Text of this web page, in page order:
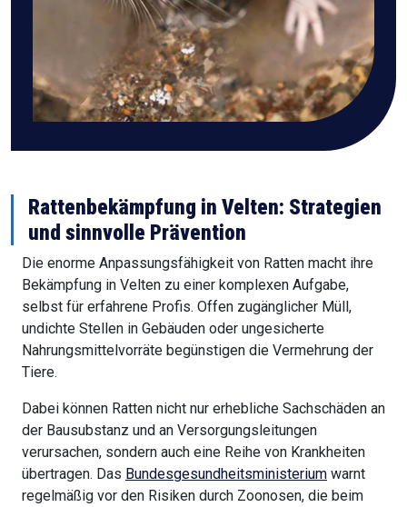
Rattenbekämpfung in Velten: Strategien
und sinnvolle Prävention
Die enorme Anpassungsfähigkeit von Ratten macht ihre
Bekämpfung in Velten zu einer komplexen Aufgabe,
selbst für erfahrene Profis. Offen zugänglicher Müll,
undichte Stellen in Gebäuden oder ungesicherte
Nahrungsmittelvorräte begünstigen die Vermehrung der
Tiere.
Dabei können Ratten nicht nur erhebliche Sachschäden an
der Bausubstanz und an Versorgungsleitungen
verursachen, sondern auch eine Reihe von Krankheiten
übertragen. Das Bundesgesundheitsministerium warnt
regelmäßig vor den Risiken durch Zoonosen, die beim